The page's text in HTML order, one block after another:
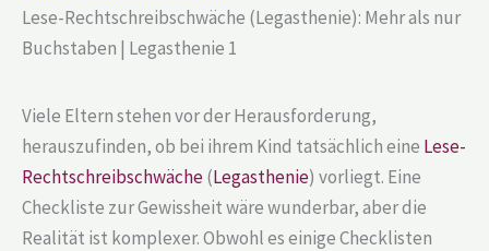
Lese-Rechtschreibschwäche (Legasthenie): Mehr als nur
Buchstaben | Legasthenie 1
Viele Eltern stehen vor der Herausforderung,
herauszufinden, ob bei ihrem Kind tatsächlich eine Lese-
Rechtschreibschwäche(Legasthenie) vorliegt. Eine
Checkliste zur Gewissheit wäre wunderbar, aber die
Realität ist komplexer. Obwohl es einige Checklisten